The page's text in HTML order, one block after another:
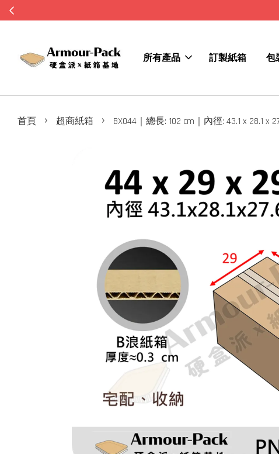
所有產品 訂製紙箱 包
首頁 › 超商紙箱 › BX044｜總長: 102 cm｜內徑: 43.1 x 28.1 x